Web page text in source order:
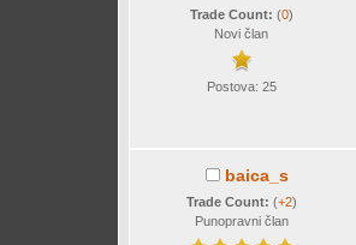
Trade Count: (0)
Novi član
Postova: 25
baica_s
Trade Count: (+2)
Punopravni član